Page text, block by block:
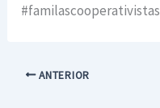
#familascooperativistas
ANTERIOR